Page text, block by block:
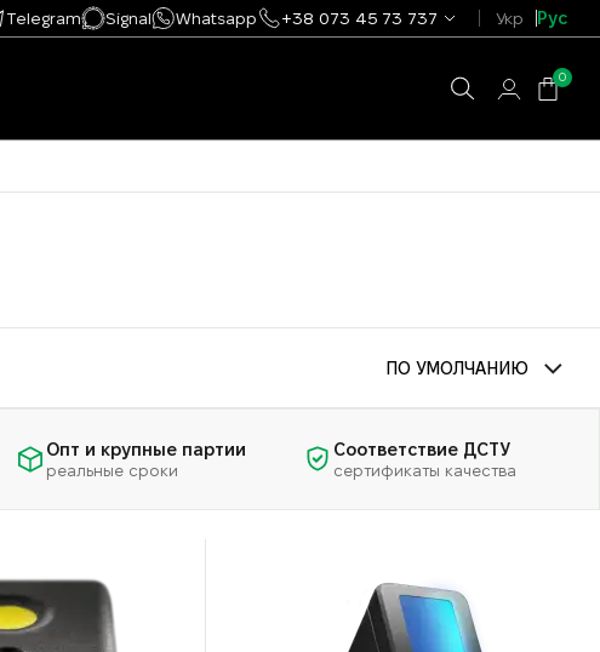
Telegram Signal Whatsapp +38 073 45 73 737 Укр Рус
0
ПО УМОЛЧАНИЮ
Опт и крупные партии
реальные сроки
Соответствие ДСТУ
сертификаты качества